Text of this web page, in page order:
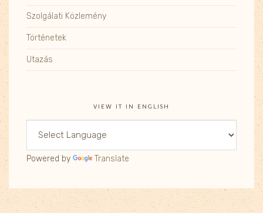
Szolgálati Közlemény
Történetek
Utazás
VIEW IT IN ENGLISH
Powered by Translate